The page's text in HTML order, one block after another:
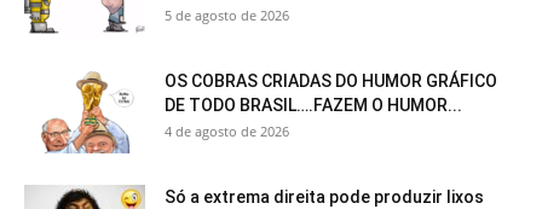
5 de agosto de 2026
OS COBRAS CRIADAS DO HUMOR GRÁFICO
DE TODO BRASIL….FAZEM O HUMOR...
4 de agosto de 2026
Só a extrema direita pode produzir lixos